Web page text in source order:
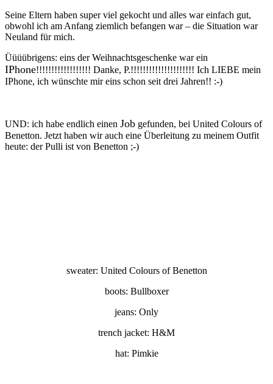
Seine Eltern haben super viel gekocht und alles war einfach gut,
obwohl ich am Anfang ziemlich befangen war – die Situation war
Neuland für mich.
Üüüübrigens: eins der Weihnachtsgeschenke war ein
IPhone!!!!!!!!!!!!!!!!!! Danke, P.!!!!!!!!!!!!!!!!!!!!! Ich LIEBE mein
IPhone, ich wünschte mir eins schon seit drei Jahren!! :-)
UND: ich habe endlich einen Job gefunden, bei United Colours of
Benetton. Jetzt haben wir auch eine Überleitung zu meinem Outfit
heute: der Pulli ist von Benetton ;-)
sweater: United Colours of Benetton
boots: Bullboxer
jeans: Only
trench jacket: H&M
hat: Pimkie